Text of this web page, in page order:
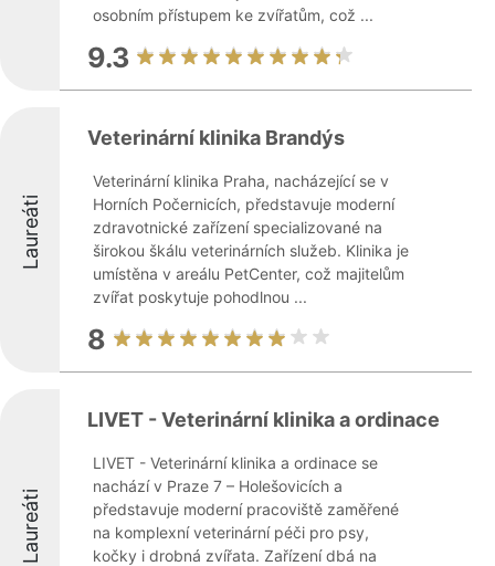
osobním přístupem ke zvířatům, což ...
9.3
Laureáti
Veterinární klinika Brandýs
Veterinární klinika Praha, nacházející se v
Horních Počernicích, představuje moderní
zdravotnické zařízení specializované na
širokou škálu veterinárních služeb. Klinika je
umístěna v areálu PetCenter, což majitelům
zvířat poskytuje pohodlnou ...
8
Laureáti
LIVET - Veterinární klinika a ordinace
LIVET - Veterinární klinika a ordinace se
nachází v Praze 7 – Holešovicích a
představuje moderní pracoviště zaměřené
na komplexní veterinární péči pro psy,
kočky i drobná zvířata. Zařízení dbá na